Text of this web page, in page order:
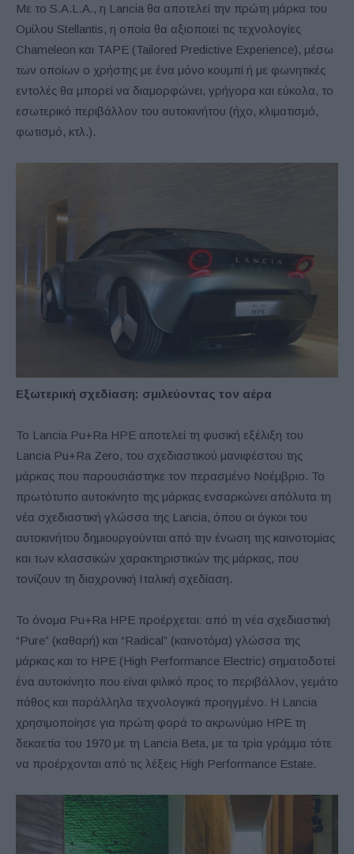
Με το S.A.L.A., η Lancia θα αποτελεί την πρώτη μάρκα του
Ομίλου Stellantis, η οποία θα αξιοποιεί τις τεχνολογίες
Chameleon και TAPE (Tailored Predictive Experience), μέσω
των οποίων ο χρήστης με ένα μόνο κουμπί ή με φωνητικές
εντολές θα μπορεί να διαμορφώνει, γρήγορα και εύκολα, το
εσωτερικό περιβάλλον του αυτοκινήτου (ήχο, κλιματισμό,
φωτισμό, κτλ.).
Εξωτερική σχεδίαση: σμιλεύοντας τον αέρα
Το Lancia Pu+Ra HPE αποτελεί τη φυσική εξέλιξη του
Lancia Pu+Ra Zero, του σχεδιαστικού μανιφέστου της
μάρκας που παρουσιάστηκε τον περασμένο Νοέμβριο. Το
πρωτότυπο αυτοκίνητο της μάρκας ενσαρκώνει απόλυτα τη
νέα σχεδιαστική γλώσσα της Lancia, όπου οι όγκοι του
αυτοκινήτου δημιουργούνται από την ένωση της καινοτομίας
και των κλασσικών χαρακτηριστικών της μάρκας, που
τονίζουν τη διαχρονική Ιταλική σχεδίαση.
Το όνομα Pu+Ra HPE προέρχεται: από τη νέα σχεδιαστική
“Pure” (καθαρή) και “Radical” (καινοτόμα) γλώσσα της
μάρκας και το HPE (High Performance Electric) σηματοδοτεί
ένα αυτοκίνητο που είναι φιλικό προς το περιβάλλον, γεμάτο
πάθος και παράλληλα τεχνολογικά προηγμένο. Η Lancia
χρησιμοποίησε για πρώτη φορά το ακρωνύμιο HPE τη
δεκαετία του 1970 με τη Lancia Beta, με τα τρία γράμμα τότε
να προέρχονται από τις λέξεις High Performance Estate.